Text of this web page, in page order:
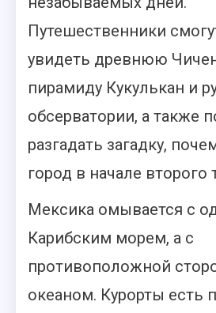
Путешественники
увидеть древнюю
пирамиду Кукулькан и
обсерватории, а также
разгадать загадку,
город в начале второго
Мексика омывается с
Карибским морем, а с
противоположной
океаном. Курорты есть